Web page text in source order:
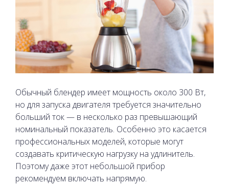
Обычный блендер имеет мощность около 300 Вт,
но для запуска двигателя требуется значительно
больший ток — в несколько раз превышающий
номинальный показатель. Особенно это касается
профессиональных моделей, которые могут
создавать критическую нагрузку на удлинитель.
Поэтому даже этот небольшой прибор
рекомендуем включать напрямую.